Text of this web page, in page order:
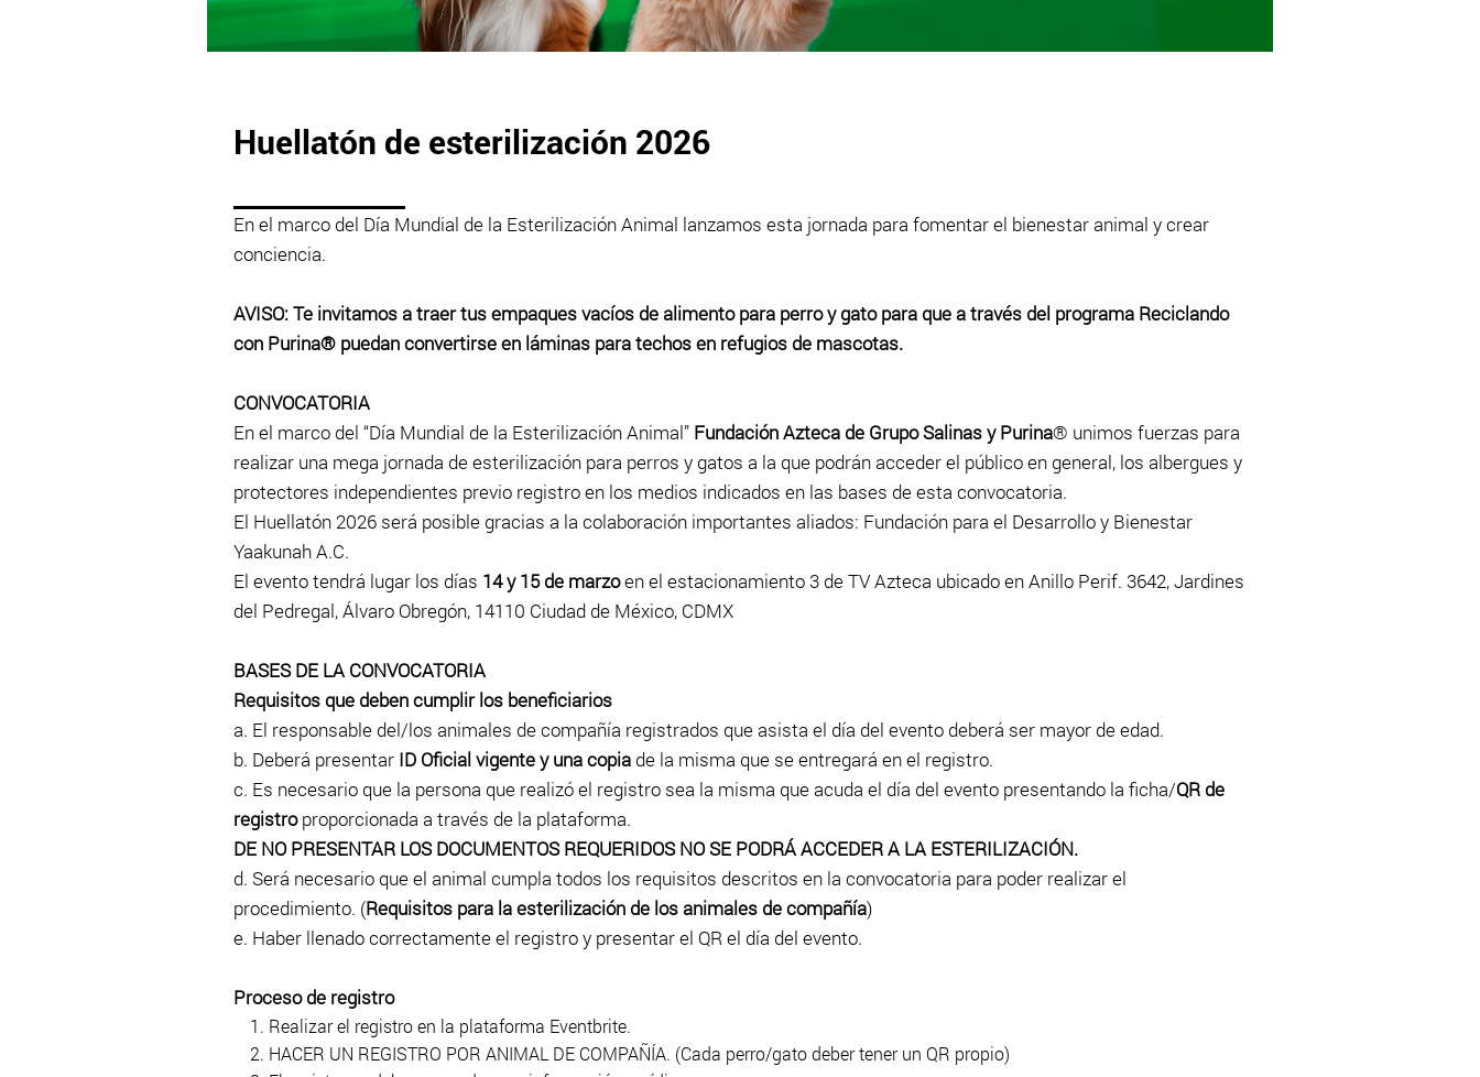
Huellatón de esterilización 2026
En el marco del Día Mundial de la Esterilización Animal lanzamos esta jornada para fomentar el bienestar animal y crear
conciencia.
AVISO: Te invitamos a traer tus empaques vacíos de alimento para perro y gato para que a través del programa Reciclando
con Purina® puedan convertirse en láminas para techos en refugios de mascotas.
CONVOCATORIA
En el marco del “Día Mundial de la Esterilización Animal” Fundación Azteca de Grupo Salinasy Purina® unimos fuerzas para
realizar una mega jornada de esterilización para perros y gatos a la que podrán acceder el público en general, los albergues y
protectores independientes previo registro en los medios indicados en las bases de esta convocatoria.
El Huellatón 2026 será posible gracias a la colaboración importantes aliados: Fundación para el Desarrollo y Bienestar
Yaakunah A.C.
El evento tendrá lugar los días 14 y 15de marzoen el estacionamiento 3 de TV Azteca ubicado en Anillo Perif. 3642, Jardines
del Pedregal, Álvaro Obregón, 14110 Ciudad de México, CDMX
BASES DE LA CONVOCATORIA
Requisitos que deben cumplir los beneficiarios
a. El responsable del/los animales de compañía registrados que asista el día del evento deberá ser mayor de edad.
b. Deberá presentar ID Oficial vigente y una copia de la misma que se entregará en el registro.
c. Es necesario que la persona que realizó el registro sea la misma que acuda el día del evento presentando la ficha/QR de
registro proporcionada a través de la plataforma.
DE NO PRESENTAR LOS DOCUMENTOS REQUERIDOS NO SE PODRÁ ACCEDER A LA ESTERILIZACIÓN.
d. Será necesario que el animal cumpla todos los requisitos descritos en la convocatoria para poder realizar el
procedimiento. (Requisitos para la esterilización de los animales de compañía)
e. Haber llenado correctamente el registro y presentar el QR el día del evento.
Proceso de registro
Realizar el registro en la plataforma Eventbrite.
HACER UN REGISTRO POR ANIMAL DE COMPAÑÍA. (Cada perro/gato deber tener un QR propio)